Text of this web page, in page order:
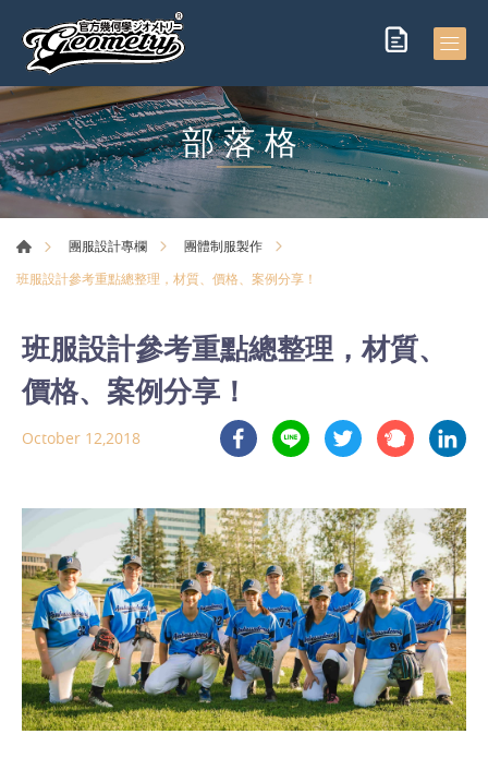
部落格
團服設計專欄
團體制服製作
班服設計參考重點總整理，材質、價格、案例分享！
班服設計參考重點總整理，材質、
價格、案例分享！
October 12,2018